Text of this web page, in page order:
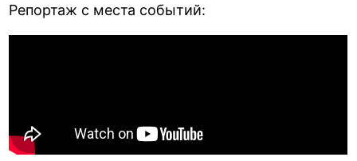
Репортаж с места событий: